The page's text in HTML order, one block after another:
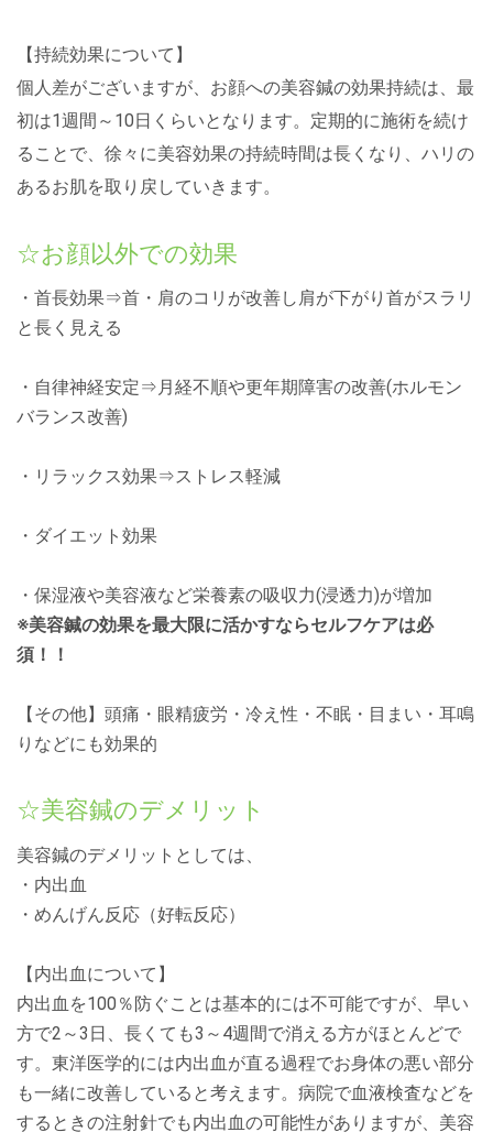
【持続効果について】
個人差がございますが、お顔への美容鍼の効果持続は、最
初は1週間～10日くらいとなります。定期的に施術を続け
ることで、徐々に美容効果の持続時間は長くなり、ハリの
あるお肌を取り戻していきます。
☆お顔以外での効果
・首長効果⇒首・肩のコリが改善し肩が下がり首がスラリ
と長く見える
・自律神経安定⇒月経不順や更年期障害の改善(ホルモン
バランス改善)
・リラックス効果⇒ストレス軽減
・ダイエット効果
・保湿液や美容液など栄養素の吸収力(浸透力)が増加
※美容鍼の効果を最大限に活かすならセルフケアは必
須！！
【その他】頭痛・眼精疲労・冷え性・不眠・目まい・耳鳴
りなどにも効果的
☆美容鍼のデメリット
美容鍼のデメリットとしては、
・内出血
・めんげん反応（好転反応）
【内出血について】
内出血を100％防ぐことは基本的には不可能ですが、早い
方で2～3日、長くても3～4週間で消える方がほとんどで
す。東洋医学的には内出血が直る過程でお身体の悪い部分
も一緒に改善していると考えます。病院で血液検査などを
するときの注射針でも内出血の可能性がありますが、美容